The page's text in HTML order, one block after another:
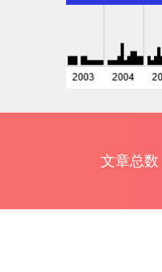
文章总数